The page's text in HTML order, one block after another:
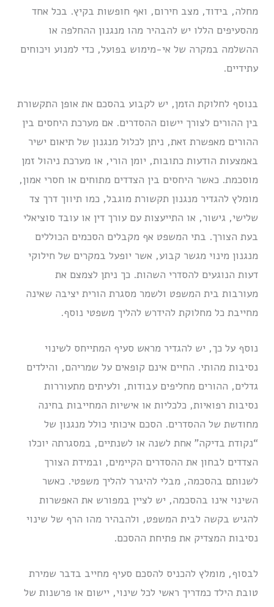
מחלה, בידוד, מצב חירום, ואף חופשות בקיץ. בכל אחד
מהסעיפים הללו יש להבהיר מהו מנגנון ההחלפה או
ההשלמה במקרה של אי-מימוש בפועל, כדי למנוע ויכוחים
עתידיים.
בנוסף לחלוקת הזמן, יש לקבוע בהסכם את אופן התקשורת
בין ההורים לצורך יישום ההסדרים. אם מערכת היחסים בין
ההורים מאפשרת זאת, ניתן לכלול מנגנון של תיאום ישיר
באמצעות הודעות כתובות, יומן הורי, או מערכת ניהול זמן
מוסכמת. כאשר היחסים בין הצדדים מתוחים או חסרי אמון,
מומלץ להגדיר מנגנון תקשורת מוגבל, כמו תיווך דרך צד
שלישי, גישור, או התייעצות עם עורך דין או עובד סוציאלי
בעת הצורך. בתי המשפט אף מקבלים הסכמים הכוללים
מנגנון מינוי מגשר קבוע, אשר יופעל במקרים של חילוקי
דעות הנוגעים להסדרי השהות. כך ניתן לצמצם את
מעורבות בית המשפט ולשמר מסגרת הורית יציבה שאינה
מחייבת כל מחלוקת להידרש להליך משפטי נוסף.
נוסף על כך, יש להגדיר מראש סעיף המתייחס לשינוי
נסיבות מהותי. החיים אינם קופאים על שמריהם, והילדים
גדלים, ההורים מחליפים עבודות, ולעיתים מתעוררות
נסיבות רפואיות, כלכליות או אישיות המחייבות בחינה
מחודשת של ההסדרים. הסכם איכותי כולל מנגנון של
“נקודת בדיקה” אחת לשנה או לשנתיים, במסגרתה יוכלו
הצדדים לבחון את ההסדרים הקיימים, ובמידת הצורך
לשנותם בהסכמה, מבלי להיגרר להליך משפטי. כאשר
השינוי אינו בהסכמה, יש לציין במפורש את האפשרות
להגיש בקשה לבית המשפט, ולהבהיר מהו הרף של שינוי
נסיבות המצדיק את פתיחת ההסכם.
לבסוף, מומלץ להכניס להסכם סעיף מחייב בדבר שמירת
טובת הילד כמדריך ראשי לכל שינוי, יישום או פרשנות של